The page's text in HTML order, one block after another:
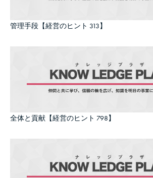
管理手段【経営のヒント 313】
全体と貢献【経営のヒント 798】